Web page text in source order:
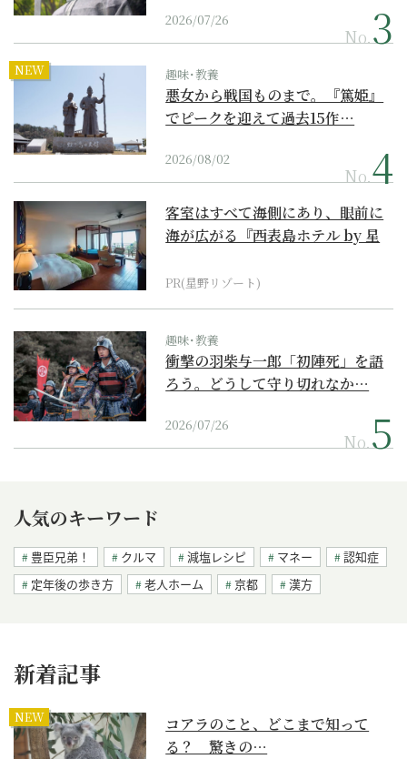
2026/07/26
No.
NEW 趣味･教養
悪女から戦国ものまで。『篤姫』
でピークを迎えて過去15作…
2026/08/02
No.
客室はすべて海側にあり、眼前に
海が広がる『西表島ホテル by 星
PR(星野リゾート)
趣味･教養
衝撃の羽柴与一郎「初陣死」を語
ろう。どうして守り切れなか…
2026/07/26
No.
人気のキーワード
豊臣兄弟！ クルマ 減塩レシピ マネー
認知症
定年後の歩き方
老人ホーム 京都 漢方
新着記事
NEW
コアラのこと、どこまで知って
る？ 驚きの…